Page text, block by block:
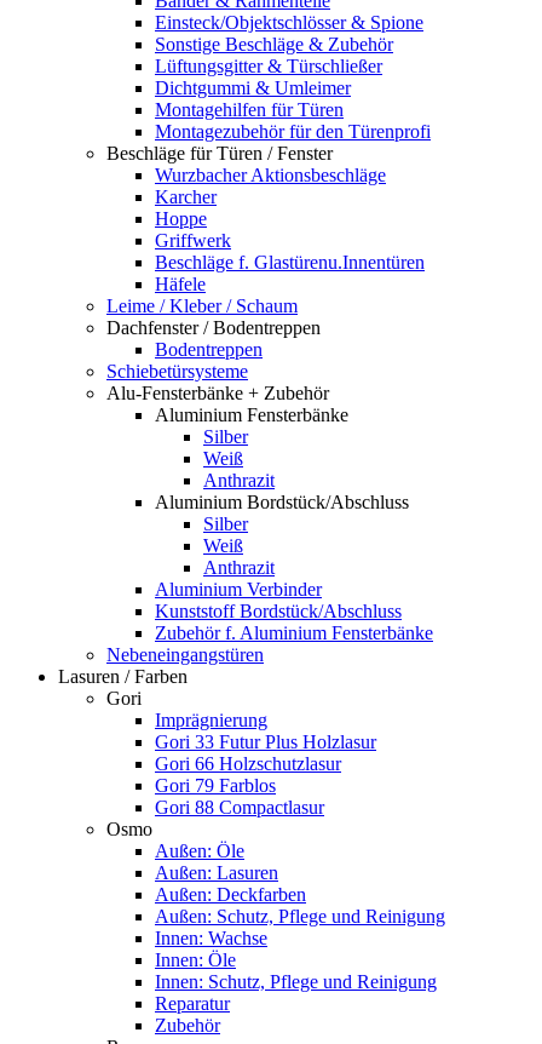
Einsteck/Objektschlösser & Spione
Sonstige Beschläge & Zubehör
Lüftungsgitter & Türschließer
Dichtgummi & Umleimer
Montagehilfen für Türen
Montagezubehör für den Türenprofi
Beschläge für Türen / Fenster
Wurzbacher Aktionsbeschläge
Karcher
Hoppe
Griffwerk
Beschläge f. Glastürenu.Innentüren
Häfele
Leime / Kleber / Schaum
Dachfenster / Bodentreppen
Bodentreppen
Schiebetürsysteme
Alu-Fensterbänke + Zubehör
Aluminium Fensterbänke
Silber
Weiß
Anthrazit
Aluminium Bordstück/Abschluss
Silber
Weiß
Anthrazit
Aluminium Verbinder
Kunststoff Bordstück/Abschluss
Zubehör f. Aluminium Fensterbänke
Nebeneingangstüren
Lasuren / Farben
Gori
Imprägnierung
Gori 33 Futur Plus Holzlasur
Gori 66 Holzschutzlasur
Gori 79 Farblos
Gori 88 Compactlasur
Osmo
Außen: Öle
Außen: Lasuren
Außen: Deckfarben
Außen: Schutz, Pflege und Reinigung
Innen: Wachse
Innen: Öle
Innen: Schutz, Pflege und Reinigung
Reparatur
Zubehör